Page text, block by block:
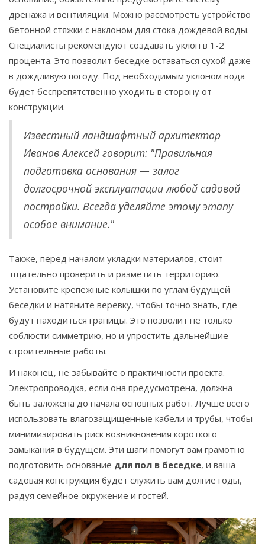
дренажа и вентиляции. Можно рассмотреть устройство
бетонной стяжки с наклоном для стока дождевой воды.
Специалисты рекомендуют создавать уклон в 1-2
процента. Это позволит беседке оставаться сухой даже
в дождливую погоду. Под необходимым уклоном вода
будет беспрепятственно уходить в сторону от
конструкции.
Известный ландшафтный архитектор
Иванов Алексей говорит: "Правильная
подготовка основания — залог
долгосрочной эксплуатации любой садовой
постройки. Всегда уделяйте этому этапу
особое внимание."
Также, перед началом укладки материалов, стоит
тщательно проверить и разметить территорию.
Установите крепежные колышки по углам будущей
беседки и натяните веревку, чтобы точно знать, где
будут находиться границы. Это позволит не только
соблюсти симметрию, но и упростить дальнейшие
строительные работы.
И наконец, не забывайте о практичности проекта.
Электропроводка, если она предусмотрена, должна
быть заложена до начала основных работ. Лучше всего
использовать влагозащищенные кабели и трубы, чтобы
минимизировать риск возникновения короткого
замыкания в будущем. Эти шаги помогут вам грамотно
подготовить основание для пол в беседке, и ваша
садовая конструкция будет служить вам долгие годы,
радуя семейное окружение и гостей.